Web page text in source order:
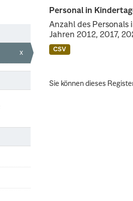
x
Personal in
Anzahl des
Jahren 2012, 2017,
CSV
Sie können dieses